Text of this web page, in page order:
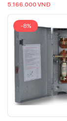
5.166.000 VNĐ
-8%